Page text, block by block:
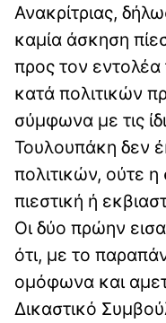
Ανακρίτριας,
καμία άσκηση
προς τον εντολέα
κατά πολιτικών
σύμφωνα με τις
Τουλουπάκη δεν
πολιτικών, ούτε
πιεστική ή
Οι δύο πρώην
ότι, με το
ομόφωνα και
Δικαστικό